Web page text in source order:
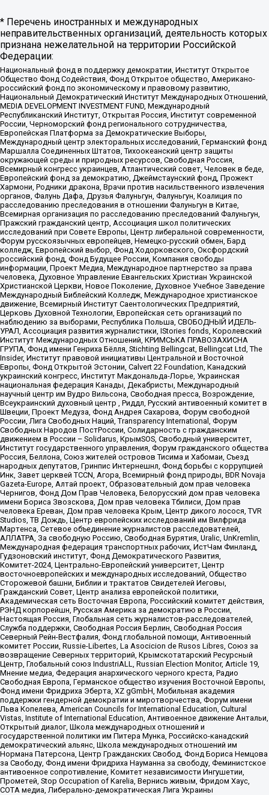
* Перечень иностранных и международных
неправительственных организаций, деятельность которых
признана нежелательной на территории Российской
Федерации:
Национальный фонд в поддержку демократии, Институт Открытое
Общество Фонд Содействия, Фонд Открытое общество, Американо-
российский фонд по экономическому и правовому развитию,
Национальный Демократический Институт Международных Отношений,
MEDIA DEVELOPMENT INVESTMENT FUND, Международный
Республиканский Институт, Открытая Россия, Институт современной
России, Черноморский фонд регионального сотрудничества,
Европейская Платформа за Демократические Выборы,
Международный центр электоральных исследований, Германский фонд
Маршалла Соединенных Штатов, Тихоокеанский центр защиты
окружающей среды и природных ресурсов, Свободная Россия,
Всемирный конгресс украинцев, Атлантический совет, Человек в беде,
Европейский фонд за демократию, Джеймстаунский фонд, Прожект
Хармони, Родники дракона, Врачи против насильственного извлечения
органов, Фалунь Дафа, Друзья Фалуньгун, Фалуньгун, Коалиция по
расследованию преследования в отношении Фалуньгун в Китае,
Всемирная организация по расследованию преследований Фалуньгун,
Пражский гражданский центр, Ассоциация школ политических
исследований при Совете Европы, Центр либеральной современности,
Форум русскоязычных европейцев, Немецко-русский обмен, Бард
колледж, Европейский выбор, Фонд Ходорковского, Оксфордский
российский фонд, Фонд Будущее России, Компания свободы
информации, Проект Медиа, Международное партнерство за права
человека, Духовное Управление Евангельских Христиан Украинской
Христианской Церкви, Новое Поколение, Духовное Учебное Заведение
Международный Библейский Колледж, Международное христианское
движение, Всемирный Институт Саентологических Предприятий,
Церковь Духовной Технологии, Европейская сеть организаций по
наблюдению за выборами, Республика Польша, СВОБОДНЫЙ ИДЕЛЬ-
УРАЛ, Ассоциация развития журналистики, IStories fonds, Королевский
Институт Международных Отношений, КРИМСЬКА ПРАВОЗАХИСНА
ГРУПА, Фонд имени Генриха Бёлля, Stichting Bellingcat, Bellingcat Ltd, The
Insider, Институт правовой инициативы Центральной и Восточной
Европы, Фонд Открытой Эстонии, Calvert 22 Foundation, Канадский
украинский конгресс, Институт Макдональда-Лорье, Украинская
национальная федерация Канады, Декабристы, Международный
научный центр им Вудро Вильсона, Свободная пресса, Возрождение,
Всеукраинский духовный центр , Риддл, Русский антивоенный комитет в
Швеции, Проект Медуза, Фонд Андрея Сахарова, Форум свободной
России, Лига Свободных Наций, Transparеncy International, Форум
Свободных Народов ПостРоссии, Солидарность с гражданским
движением в России – Solidarus, КрымSOS, Свободный университет,
Институт государственного управления, Форум гражданского общества
Россия, Беллона, Союз жителей островов Тисима и Хабомаи, Съезд
народных депутатов, Гринпис Интернешнл, Фонд борьбы с коррупцией
Инк, Завет церквей TCCN, Агора, Всемирный фонд природы, BDR Novaja
Gazeta-Europe, Алтай проект, Образовательный дом прав человека
Чернигов, Фонд Дом Прав Человека, Белорусский дом прав человека
имени Бориса Звозскова, Дом прав человека Тбилиси, Дом прав
человека Ереван, Дом прав человека Крым, Центр дикого лосося, TVR
Studios, ТВ Дождь, Центр европейских исследований им Вилфрида
Мартенса, Сетевое объединение журналистов расследователей,
АЛЛАТРА, За свободную Россию, Свободная Бурятия, Uralic, UnKremlin,
Международная федерация транспортных рабочих, ИстЧам Финланд,
Гудзоновский институт, Фонд Демократического Развития,
Комитет-2024, Центрально-Европейский университет, Центр
восточноевропейских и международных исследований, Общество
Сторожевой башни, Библии и трактатов Свидетелей Иеговы,
Гражданский Совет, Центр анализа европейской политики,
Академическая сеть Восточная Европа, Российский комитет действия,
РЭНД корпорейшн, Русская Америка за демократию в России,
Настоящая Россия, Глобальная сеть журналистов-расследователей,
Служба поддержки, Свободная Россия Берлин, Свободная Россия
Северный Рейн-Вестфалия, Фонд глобальной помощи, Антивоенный
комитет России, Russie-Libertes, La Asocicion de Rusos Libres, Союз за
возвращение Северных территорий, Крымскотатарский Ресурсный
Центр, Глобальный союз IndustriALL, Russian Election Monitor, Article 19,
Мнение медиа, Федерация анархического черного креста, Радио
Свободная Европа, Германское общество изучения Восточной Европы,
Фонд имени Фридриха Эберта, XZ gGmbH, Мобильная академия
поддержки гендерной демократии и миротворчества, Форум имени
Льва Копелева, American Councils for International Education, Cultural
Vistas, Institute of International Education, Антивоенное движение Антальи,
Открытый диалог, Школа международных отношений и
государственной политики им Питера Мунка, Российско-канадский
демократический альянс, Школа международных отношений им
Нормана Патерсона, Центр Гражданских Свобод, Фонд Бориса Немцова
за Свободу, Фонд имени Фридриха Науманна за свободу, Феминистское
антивоенное сопротивление, Комитет независимости Ингушетии,
Прометей, Stop Occupation of Karelia, Вернись живым, Фридом Хаус,
СОТА медиа, Либерально-демократическая Лига Украины